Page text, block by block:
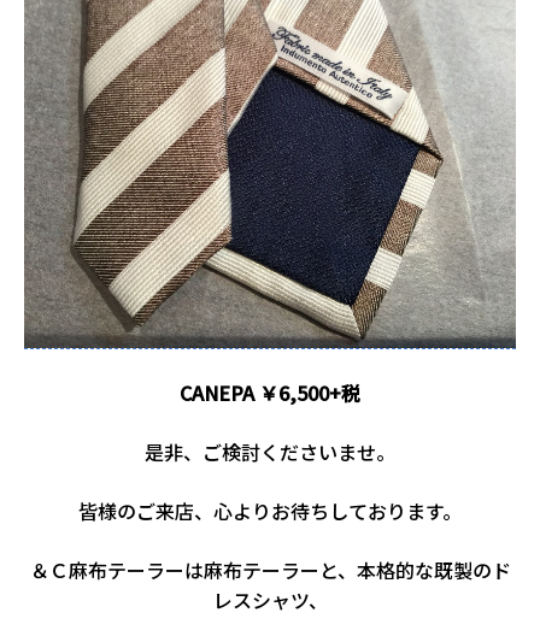
CANEPA ￥6,500+税
是非、ご検討くださいませ。
皆様のご来店、心よりお待ちしております。
＆Ｃ麻布テーラーは麻布テーラーと、本格的な既製のド
レスシャツ、